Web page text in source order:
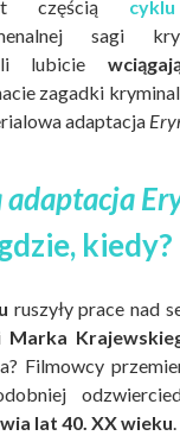
częścią
sagi
lubicie
zagadki
adaptacja
adaptacja
kiedy?
ruszyły prace nad
Marka
Filmowcy
lat 40. XX wieku.